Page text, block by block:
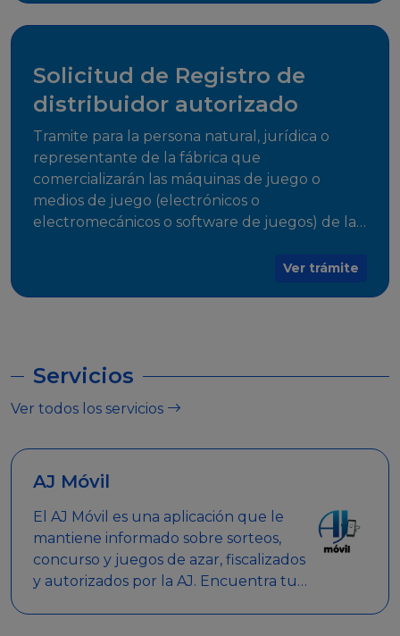
Solicitud de Registro de
distribuidor autorizado
Tramite para la persona natural, jurídica o
representante de la fábrica que
comercializarán las máquinas de juego o
medios de juego (electrónicos o
electromecánicos o software de juegos) de las
Ver trámite
Servicios
Ver todos los servicios
AJ Móvil
El AJ Móvil es una aplicación que le
mantiene informado sobre sorteos,
concurso y juegos de azar, fiscalizados
y autorizados por la AJ. Encuentra tus